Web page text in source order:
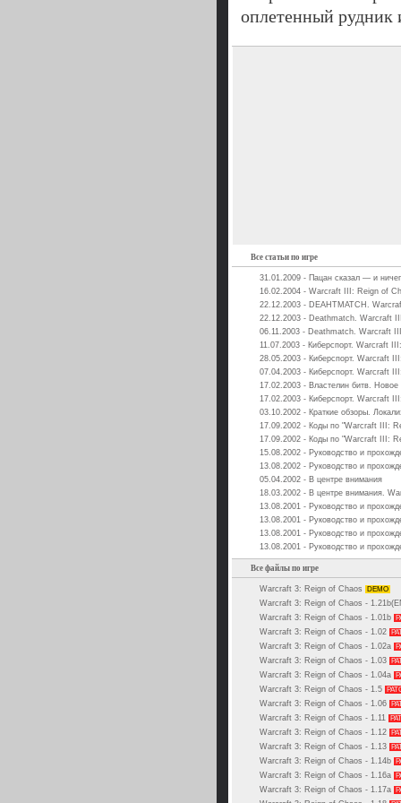
оплетенный
Все статьи по игре
31.01.2009 - Пацан сказал — и
16.02.2004 - Warcraft III: Reign of
22.12.2003 - DEAHTMATCH.
22.12.2003 - Deathmatch. Warcraft
06.11.2003 - Deathmatch. Warcraft
11.07.2003 - Киберспорт. Warcraft
28.05.2003 - Киберспорт. Warcraft
07.04.2003 - Киберспорт. Warcraft
17.02.2003 - Властелин битв.
17.02.2003 - Киберспорт. Warcraft
03.10.2002 - Краткие обзоры.
17.09.2002 - Коды по "Warcraft III:
17.09.2002 - Коды по "Warcraft III:
15.08.2002 - Руководство и
13.08.2002 - Руководство и
05.04.2002 - В центре внимания
18.03.2002 - В центре внимания.
13.08.2001 - Руководство и
13.08.2001 - Руководство и
13.08.2001 - Руководство и
13.08.2001 - Руководство и
Все файлы по игре
Warcraft 3: Reign of Chaos DEMO
Warcraft 3: Reign of Chaos -
Warcraft 3: Reign of Chaos - 1.01b
Warcraft 3: Reign of Chaos - 1.02
Warcraft 3: Reign of Chaos - 1.02a
Warcraft 3: Reign of Chaos - 1.03
Warcraft 3: Reign of Chaos - 1.04a
Warcraft 3: Reign of Chaos - 1.5
Warcraft 3: Reign of Chaos - 1.06
Warcraft 3: Reign of Chaos - 1.11
Warcraft 3: Reign of Chaos - 1.12
Warcraft 3: Reign of Chaos - 1.13
Warcraft 3: Reign of Chaos - 1.14b
Warcraft 3: Reign of Chaos - 1.16a
Warcraft 3: Reign of Chaos - 1.17а